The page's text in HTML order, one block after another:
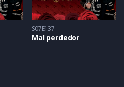
S07E137
Mal perdedor